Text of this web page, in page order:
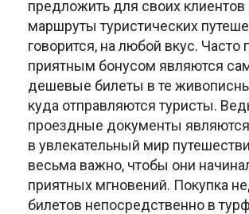
предложить для своих
маршруты туристических
говорится, на любой вкус. Часто
приятным бонусом являются
дешевые билеты в те
куда отправляются туристы.
проездные документы
в увлекательный мир
весьма важно, чтобы они
приятных мгновений. Покупка
билетов непосредственно в